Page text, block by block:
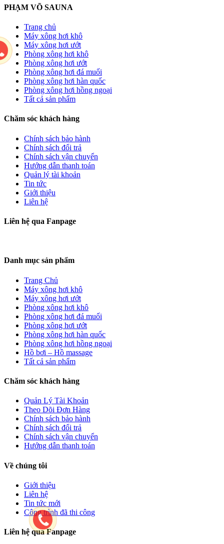
PHẠM VÕ SAUNA
Trang chủ
Máy xông hơi khô
Máy xông hơi ướt
Phòng xông hơi khô
Phòng xông hơi ướt
Phòng xông hơi đá muối
Phòng xông hơi hàn quốc
Phòng xông hơi hồng ngoại
Tất cả sản phẩm
Chăm sóc khách hàng
Chính sách bảo hành
Chính sách đổi trả
Chính sách vận chuyển
Hướng dẫn thanh toán
Quản lý tài khoản
Tin tức
Giới thiệu
Liên hệ
Liên hệ qua Fanpage
Danh mục sản phẩm
Trang Chủ
Máy xông hơi khô
Máy xông hơi ướt
Phòng xông hơi khô
Phòng xông hơi đá muối
Phòng xông hơi ướt
Phòng xông hơi hàn quốc
Phòng xông hơi hồng ngoại
Hồ bơi – Hồ massage
Tất cả sản phẩm
Chăm sóc khách hàng
Quản Lý Tài Khoản
Theo Dõi Đơn Hàng
Chính sách bảo hành
Chính sách đổi trả
Chính sách vận chuyển
Hướng dẫn thanh toán
Về chúng tôi
Giới thiệu
Liên hệ
Tin tức mới
Công trình đã thi công
Liên hệ qua Fanpage